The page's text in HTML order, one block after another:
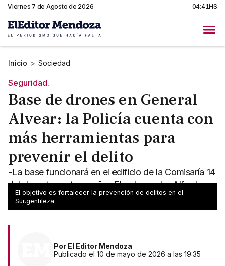
Viernes 7 de Agosto de 2026 04:41HS
Inicio > Sociedad
Seguridad.
Base de drones en General
Alvear: la Policía cuenta con
más herramientas para
prevenir el delito
-La base funcionará en el edificio de la Comisaría 14
del departamento sureño -El gobernador Alfredo
Cornejo fue parte del acto protocolar
El objetivo es fortalecer la prevención de delitos en el
Sur.gentileza
Por El Editor Mendoza
Publicado el 10 de mayo de 2026 a las 19:35